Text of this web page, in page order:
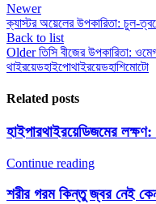
Newer
ক্যাস্টর অয়েলের উপকারিতা: চুল-
Back to list
Older তিসি বীজের উপকারিতা:
থাইরয়েডহাইপোথাইরয়েডহাশিমোটো
Related posts
হাইপারথাইরয়েডিজমের
Continue reading
শরীর গরম কিন্তু জ্বর নেই